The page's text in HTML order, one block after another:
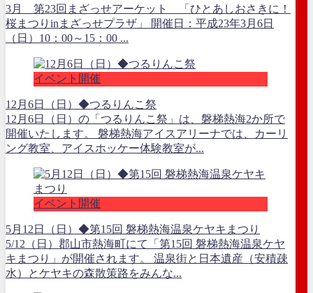
3月 第23回まざっせアーケット 「ひとあしおさきに！
桜まつりinまざっせプラザ」 開催日：平成23年3月6日
（日）10：00～15：00 ...
イベント開催
12月6日（日）◆つるりんこ祭
12月6日（日）の「つるりんこ祭」は、磐梯熱海2か所で
開催いたします。 磐梯熱海アイスアリーナでは、カーリ
ング教室、アイスホッケー体験教室が...
イベント開催
5月12日（日）◆第15回 磐梯熱海温泉ケヤキまつり
5/12（日）郡山市熱海町にて「第15回 磐梯熱海温泉ケヤ
キまつり」が開催されます。 温泉街と日本遺産（安積疎
水）とケヤキの森散策路をみんな...